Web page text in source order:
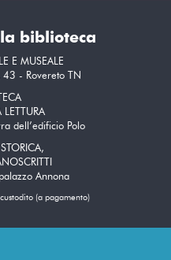
biblioteca
E MUSEALE
43 - Rovereto TN
LETTURA
dell’edificio Polo
Annona
(a pagamento)